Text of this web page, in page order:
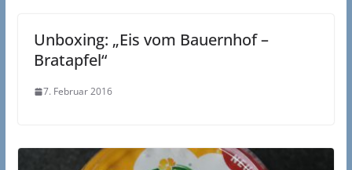
Unboxing: „Eis vom Bauernhof –
Bratapfel“
7. Februar 2016